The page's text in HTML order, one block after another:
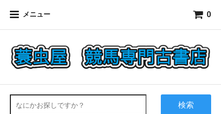
メニュー 0
検索